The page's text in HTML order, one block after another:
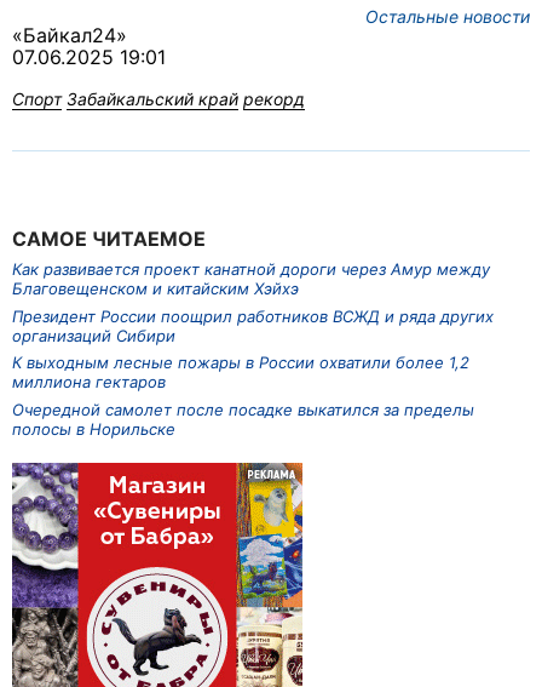
Остальные новости
«Байкал24»
07.06.2025 19:01
Спорт Забайкальский край рекорд
САМОЕ ЧИТАЕМОЕ
Как развивается проект канатной дороги через Амур между
Благовещенском и китайским Хэйхэ
Президент России поощрил работников ВСЖД и ряда других
организаций Сибири
К выходным лесные пожары в России охватили более 1,2
миллиона гектаров
Очередной самолет после посадке выкатился за пределы
полосы в Норильске